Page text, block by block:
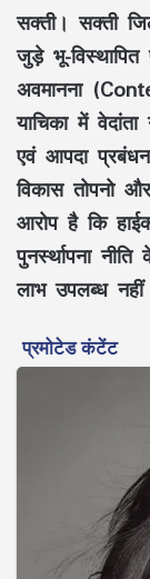
सक्ती। सक्ती
जुड़े भू-विस्थापित
अवमानना
याचिका में
एवं आपदा
विकास तोपनोऔर
आरोप है कि
पुनर्स्थापना
लाभ उपलब्ध